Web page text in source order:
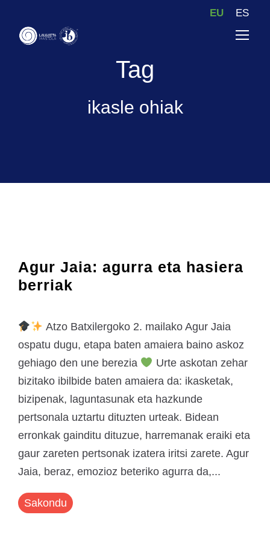
EU ES
Tag
ikasle ohiak
Agur Jaia: agurra eta hasiera
berriak
Atzo Batxilergoko 2. mailako Agur Jaia
ospatu dugu, etapa baten amaiera baino askoz
gehiago den une berezia
Urte askotan zehar
bizitako ibilbide baten amaiera da: ikasketak,
bizipenak, laguntasunak eta hazkunde
pertsonala uztartu dituzten urteak. Bidean
erronkak gainditu dituzue, harremanak eraiki eta
gaur zareten pertsonak izatera iritsi zarete. Agur
Jaia, beraz, emozioz beteriko agurra da,...
Sakondu